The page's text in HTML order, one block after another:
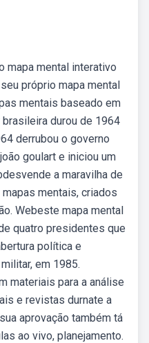
mapa mental interativo
próprio mapa mental
mentais baseado em
durou de 1964
derrubou o governo
goulart e iniciou um
a maravilha de
mentais, criados
Webeste mapa mental
quatro presidentes que
política e
em 1985.
materiais para a análise
e revistas durnate a
aprovação também tá
ao vivo, planejamento.